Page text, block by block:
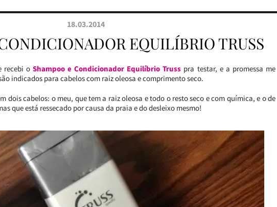
18.03.2014
EQUILÍBRIO TRUSS
recebi o Shampoo e Condicionador Equilíbrio Truss pra testar, e a promessa me
indicados para cabelos com raiz oleosa e comprimento seco.
dois cabelos: o meu, que tem a raiz oleosa e todo o resto seco e com química, e o de
que está ressecado por causa da praia e do desleixo mesmo!